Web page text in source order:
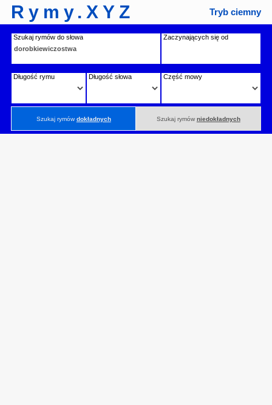
Rymy.XYZ Tryb ciemny
Szukaj rymów do słowa Zaczynających się od
Długość rymu Długość słowa Część mowy
Szukaj rymówdokładnych Szukaj rymów niedokładnych